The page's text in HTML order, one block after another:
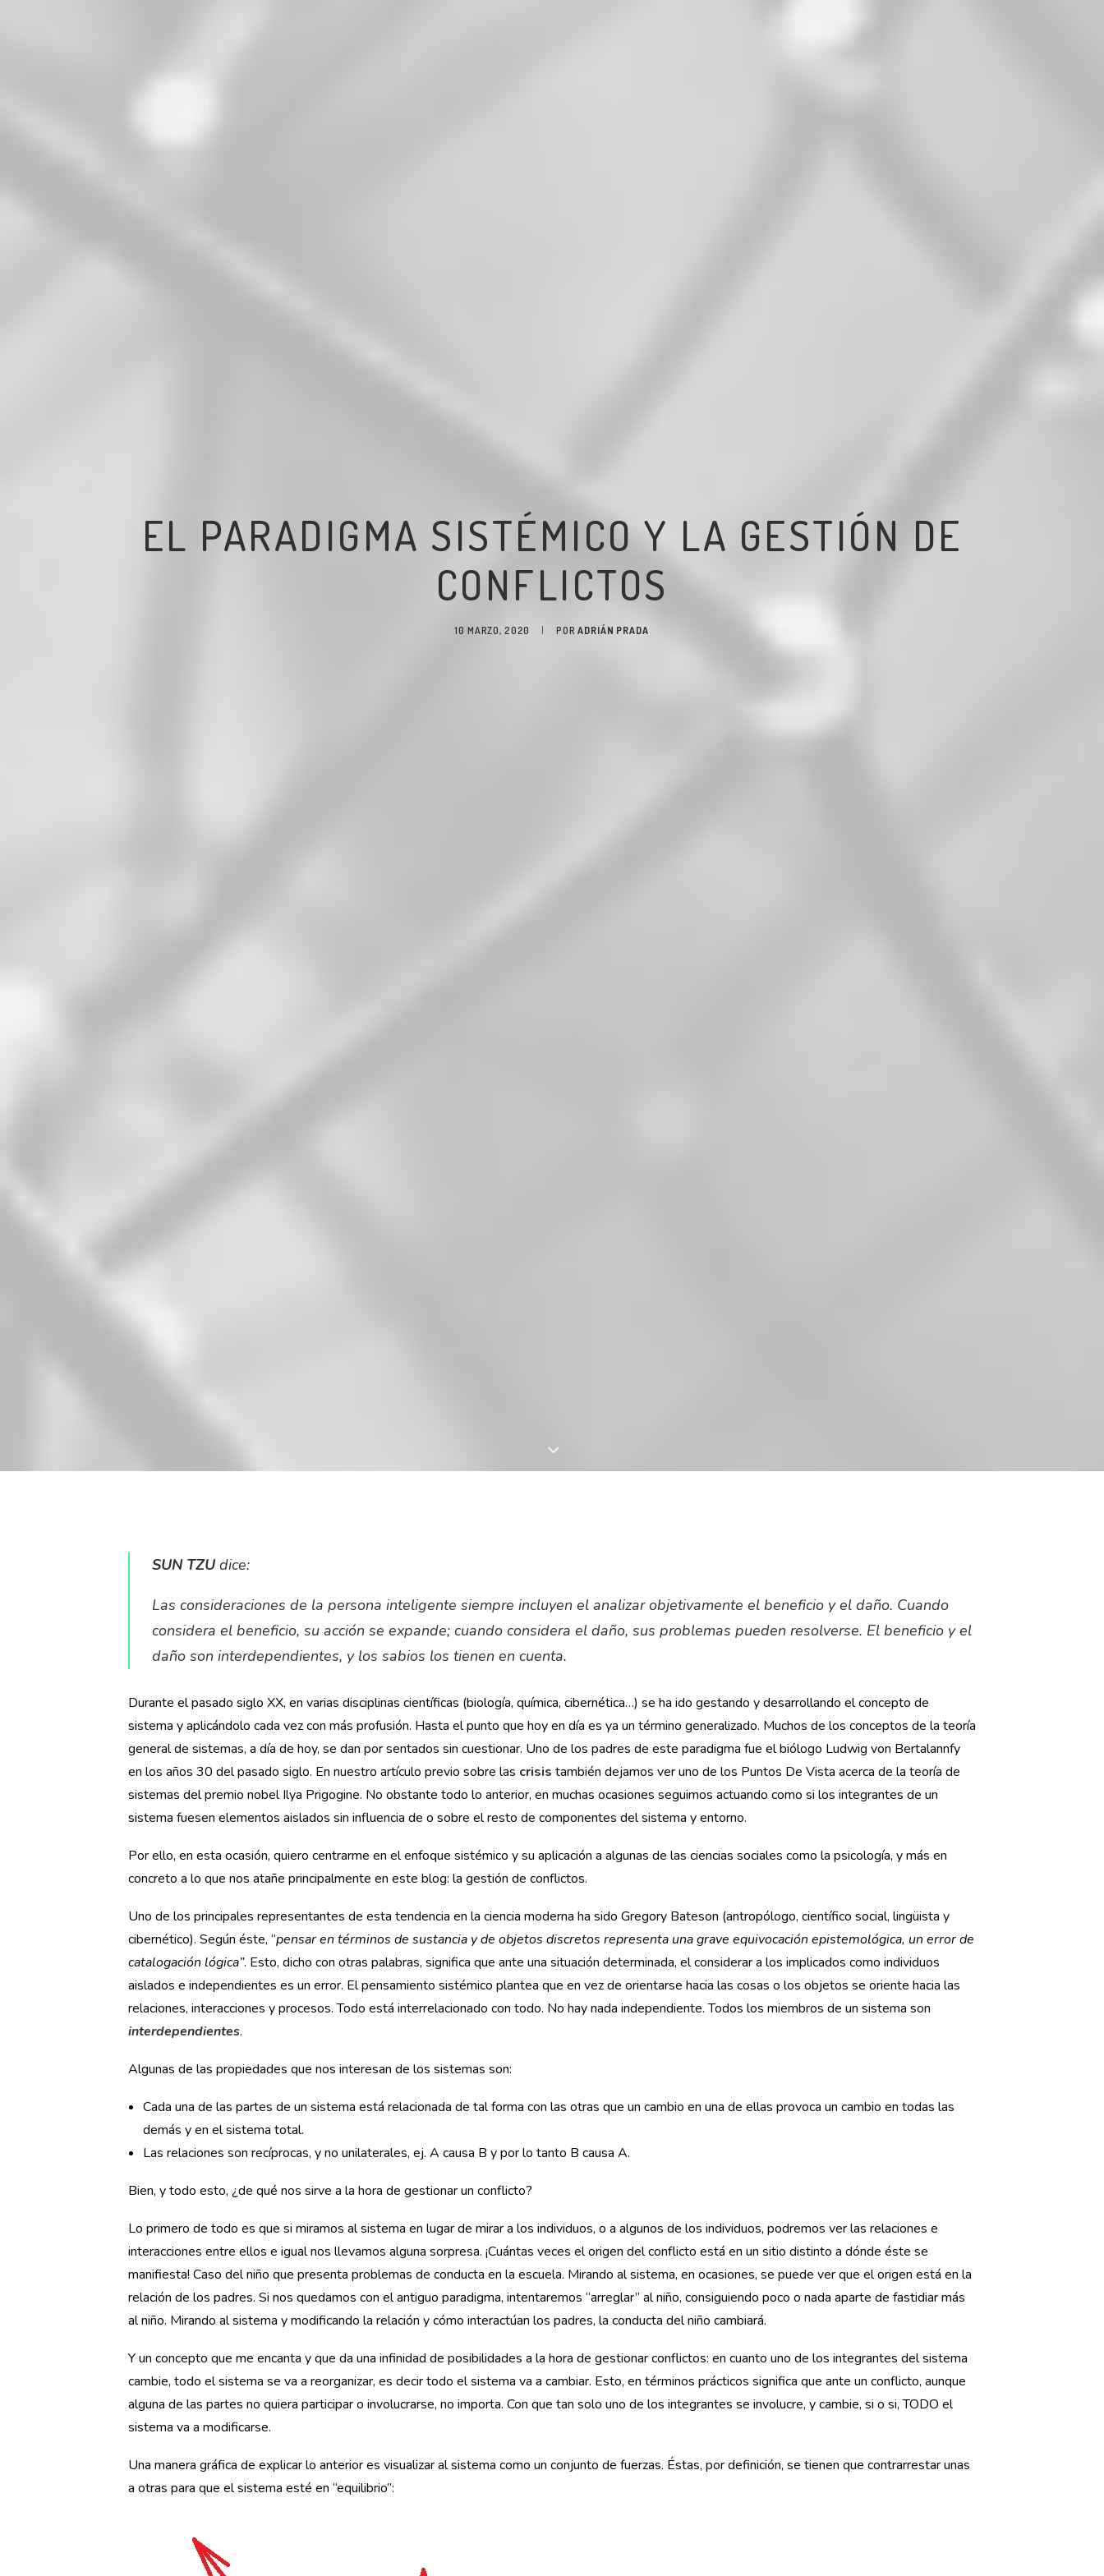
EL PARADIGMA SISTÉMICO Y LA GESTIÓN DE
CONFLICTOS
10 MARZO, 2020 PORADRIÁN PRADA
SUN TZU dice:
Las consideraciones de la persona inteligente siempre incluyen el analizar objetivamente el beneficio y el daño. Cuando
considera el beneficio, su acción se expande; cuando considera el daño, sus problemas pueden resolverse. El beneficio y el
daño son interdependientes, y los sabios los tienen en cuenta.
Durante el pasado siglo XX, en varias disciplinas científicas (biología, química, cibernética…) se ha ido gestando y desarrollando el concepto de
sistema y aplicándolo cada vez con más profusión. Hasta el punto que hoy en día es ya un término generalizado. Muchos de los conceptos de la teoría
general de sistemas, a día de hoy, se dan por sentados sin cuestionar. Uno de los padres de este paradigma fue el biólogo Ludwig von Bertalannfy
en los años 30 del pasado siglo. En nuestro artículo previo sobre las crisis también dejamos ver uno de los Puntos De Vista acerca de la teoría de
sistemas del premio nobel Ilya Prigogine. No obstante todo lo anterior, en muchas ocasiones seguimos actuando como si los integrantes de un
sistema fuesen elementos aislados sin influencia de o sobre el resto de componentes del sistema y entorno.
Por ello, en esta ocasión, quiero centrarme en el enfoque sistémico y su aplicación a algunas de las ciencias sociales como la psicología, y más en
concreto a lo que nos atañe principalmente en este blog: la gestión de conflictos.
Uno de los principales representantes de esta tendencia en la ciencia moderna ha sido Gregory Bateson (antropólogo, científico social, lingüista y
cibernético). Según éste, “pensar en términos de sustancia y de objetos discretos representa una grave equivocación epistemológica, un error de
catalogación lógica”. Esto, dicho con otras palabras, significa que ante una situación determinada, el considerar a los implicados como individuos
aislados e independientes es un error. El pensamiento sistémico plantea que en vez de orientarse hacia las cosas o los objetos se oriente hacia las
relaciones, interacciones y procesos. Todo está interrelacionado con todo. No hay nada independiente. Todos los miembros de un sistema son
interdependientes.
Algunas de las propiedades que nos interesan de los sistemas son:
Cada una de las partes de un sistema está relacionada de tal forma con las otras que un cambio en una de ellas provoca un cambio en todas las
demás y en el sistema total.
Las relaciones son recíprocas, y no unilaterales, ej. A causa B y por lo tanto B causa A.
Bien, y todo esto, ¿de qué nos sirve a la hora de gestionar un conflicto?
Lo primero de todo es que si miramos al sistema en lugar de mirar a los individuos, o a algunos de los individuos, podremos ver las relaciones e
interacciones entre ellos e igual nos llevamos alguna sorpresa. ¡Cuántas veces el origen del conflicto está en un sitio distinto a dónde éste se
manifiesta! Caso del niño que presenta problemas de conducta en la escuela. Mirando al sistema, en ocasiones, se puede ver que el origen está en la
relación de los padres. Si nos quedamos con el antiguo paradigma, intentaremos “arreglar” al niño, consiguiendo poco o nada aparte de fastidiar más
al niño. Mirando al sistema y modificando la relación y cómo interactúan los padres, la conducta del niño cambiará.
Y un concepto que me encanta y que da una infinidad de posibilidades a la hora de gestionar conflictos: en cuanto uno de los integrantes del sistema
cambie, todo el sistema se va a reorganizar, es decir todo el sistema va a cambiar. Esto, en términos prácticos significa que ante un conflicto, aunque
alguna de las partes no quiera participar o involucrarse, no importa. Con que tan solo uno de los integrantes se involucre, y cambie, si o si, TODO el
sistema va a modificarse.
Una manera gráfica de explicar lo anterior es visualizar al sistema como un conjunto de fuerzas. Éstas, por definición, se tienen que contrarrestar unas
a otras para que el sistema esté en “equilibrio”: